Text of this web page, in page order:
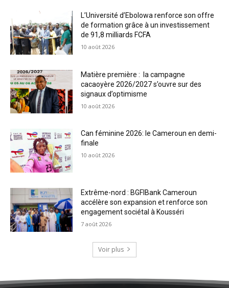
L’Université d’Ebolowa renforce son offre
de formation grâce à un investissement
de 91,8 milliards FCFA
10 août 2026
Matière première : la campagne
cacaoyère 2026/2027 s’ouvre sur des
signaux d’optimisme
10 août 2026
Can féminine 2026: le Cameroun en demi-
finale
10 août 2026
Extrême-nord : BGFIBank Cameroun
accélère son expansion et renforce son
engagement sociétal à Kousséri
7 août 2026
Voir plus